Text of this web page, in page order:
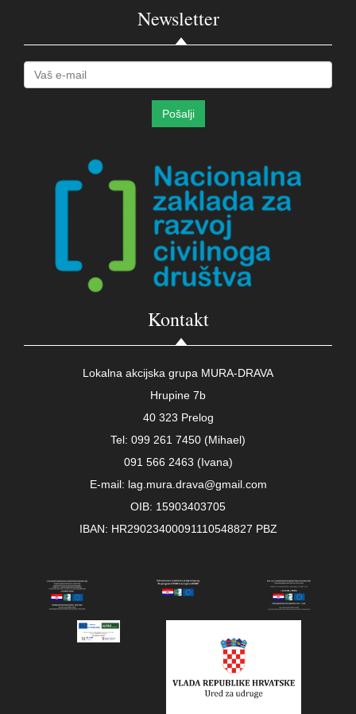
Newsletter
Kontakt
Lokalna akcijska grupa MURA-DRAVA
Hrupine 7b
40 323 Prelog
Tel: 099 261 7450 (Mihael)
091 566 2463 (Ivana)
E-mail: lag.mura.drava@gmail.com
OIB: 15903403705
IBAN: HR29023400091110548827 PBZ